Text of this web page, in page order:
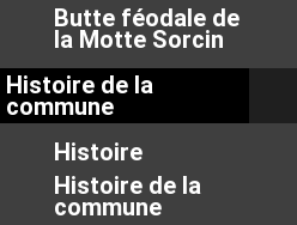
Butte féodale de
la Motte Sorcin
Histoire de la
commune
Histoire
Histoire de la
commune